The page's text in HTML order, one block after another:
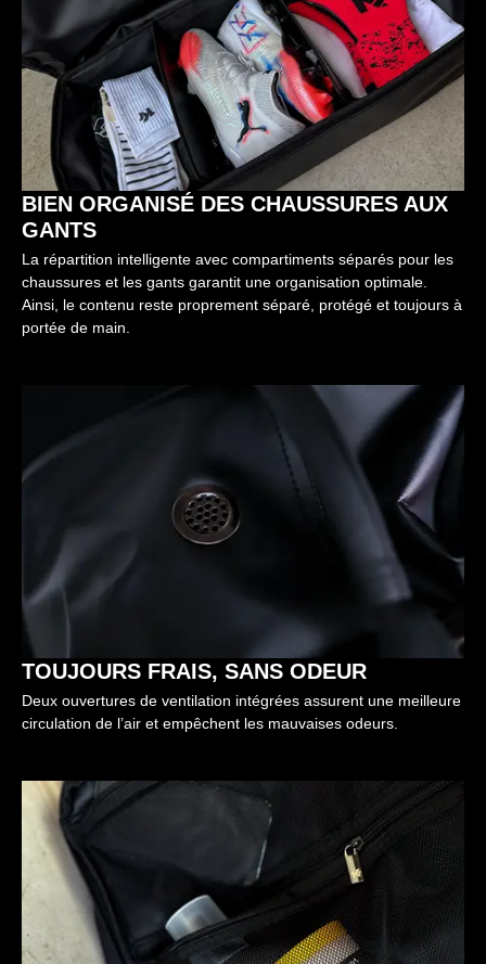
BIEN ORGANISÉ DES CHAUSSURES AUX
GANTS
La répartition intelligente avec compartiments séparés pour les
chaussures et les gants garantit une organisation optimale.
Ainsi, le contenu reste proprement séparé, protégé et toujours à
portée de main.
TOUJOURS FRAIS, SANS ODEUR
Deux ouvertures de ventilation intégrées assurent une meilleure
circulation de l’air et empêchent les mauvaises odeurs.